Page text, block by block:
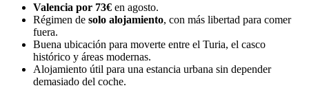
Valencia por 73€ en agosto.
Régimen de solo alojamiento, con más libertad para comer
fuera.
Buena ubicación para moverte entre el Turia, el casco
histórico y áreas modernas.
Alojamiento útil para una estancia urbana sin depender
demasiado del coche.